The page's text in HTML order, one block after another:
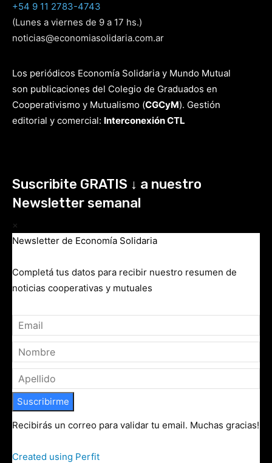
+54 9 11 2783-4743
(Lunes a viernes de 9 a 17 hs.)
noticias@economiasolidaria.com.ar
Los periódicos Economía Solidaria y Mundo Mutual
son publicaciones del Colegio de Graduados en
Cooperativismo y Mutualismo (CGCyM). Gestión
editorial y comercial: Interconexión CTL
Suscribite GRATIS ↓ a nuestro
Newsletter semanal
×
Newsletter de Economía Solidaria
Completá tus datos para recibir nuestro resumen de
noticias cooperativas y mutuales
Suscribirme
Recibirás un correo para validar tu email. Muchas gracias!
Created using Perfit